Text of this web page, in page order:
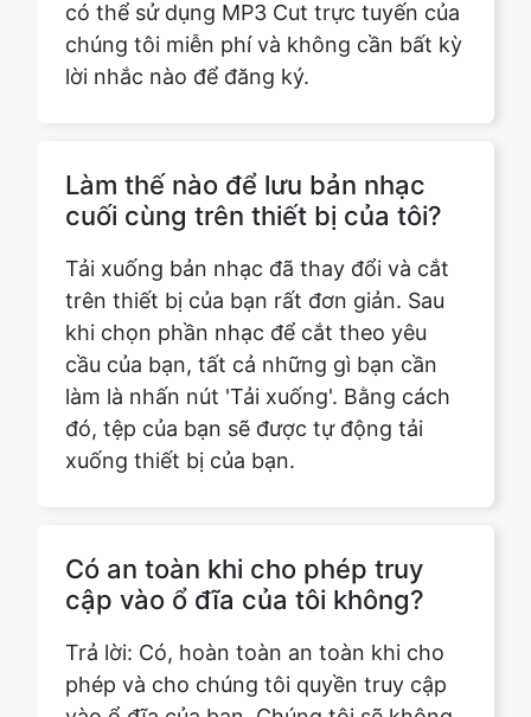
Làm thế nào để lưu bản nhạc
trên thiết bị của bạn rất đơn giản. Sau
khi chọn phần nhạc để cắt theo yêu
cầu của bạn, tất cả những gì bạn cần
làm là nhấn nút 'Tải xuống'. Bằng cách
đó, tệp của bạn sẽ được tự động tải
xuống thiết bị của bạn.
Có an toàn khi cho phép truy
phép và cho chúng tôi quyền truy cập
vào ổ đĩa của bạn. Chúng tôi sẽ không
thực hiện bất kỳ thay đổi nào đối với
trang web của bạn và các tệp của bạn
sẽ an toàn với bạn.